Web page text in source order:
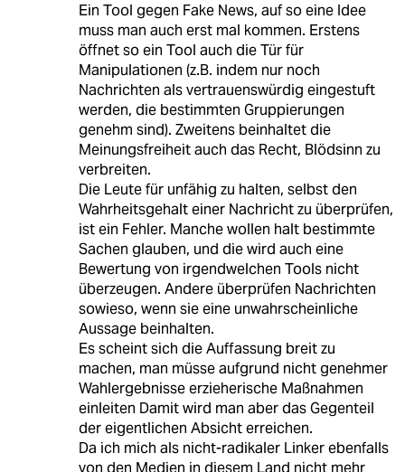
Ein Tool gegen Fake News, auf so eine Idee
muss man auch erst mal kommen. Erstens
öffnet so ein Tool auch die Tür für
Manipulationen (z.B. indem nur noch
Nachrichten als vertrauenswürdig eingestuft
werden, die bestimmten Gruppierungen
genehm sind). Zweitens beinhaltet die
Meinungsfreiheit auch das Recht, Blödsinn zu
verbreiten.
Die Leute für unfähig zu halten, selbst den
Wahrheitsgehalt einer Nachricht zu überprüfen,
ist ein Fehler. Manche wollen halt bestimmte
Sachen glauben, und die wird auch eine
Bewertung von irgendwelchen Tools nicht
überzeugen. Andere überprüfen Nachrichten
sowieso, wenn sie eine unwahrscheinliche
Aussage beinhalten.
Es scheint sich die Auffassung breit zu
machen, man müsse aufgrund nicht genehmer
Wahlergebnisse erzieherische Maßnahmen
einleiten Damit wird man aber das Gegenteil
der eigentlichen Absicht erreichen.
Da ich mich als nicht-radikaler Linker ebenfalls
von den Medien in diesem Land nicht mehr